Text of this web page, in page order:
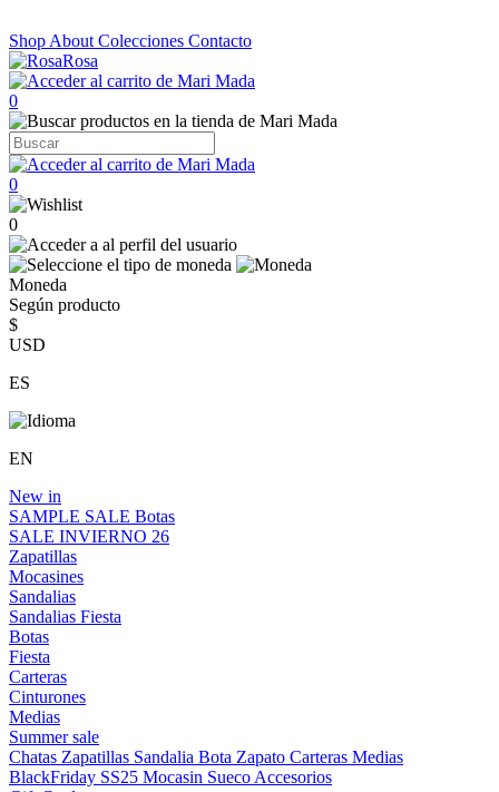
Shop About Colecciones Contacto
0
0
0
Moneda
Según producto
$
USD
ES
EN
New in
SAMPLE SALE Botas
SALE INVIERNO 26
Zapatillas
Mocasines
Sandalias
Sandalias Fiesta
Botas
Fiesta
Carteras
Cinturones
Medias
Summer sale
Chatas Zapatillas Sandalia Bota Zapato Carteras Medias
BlackFriday SS25 Mocasin Sueco Accesorios